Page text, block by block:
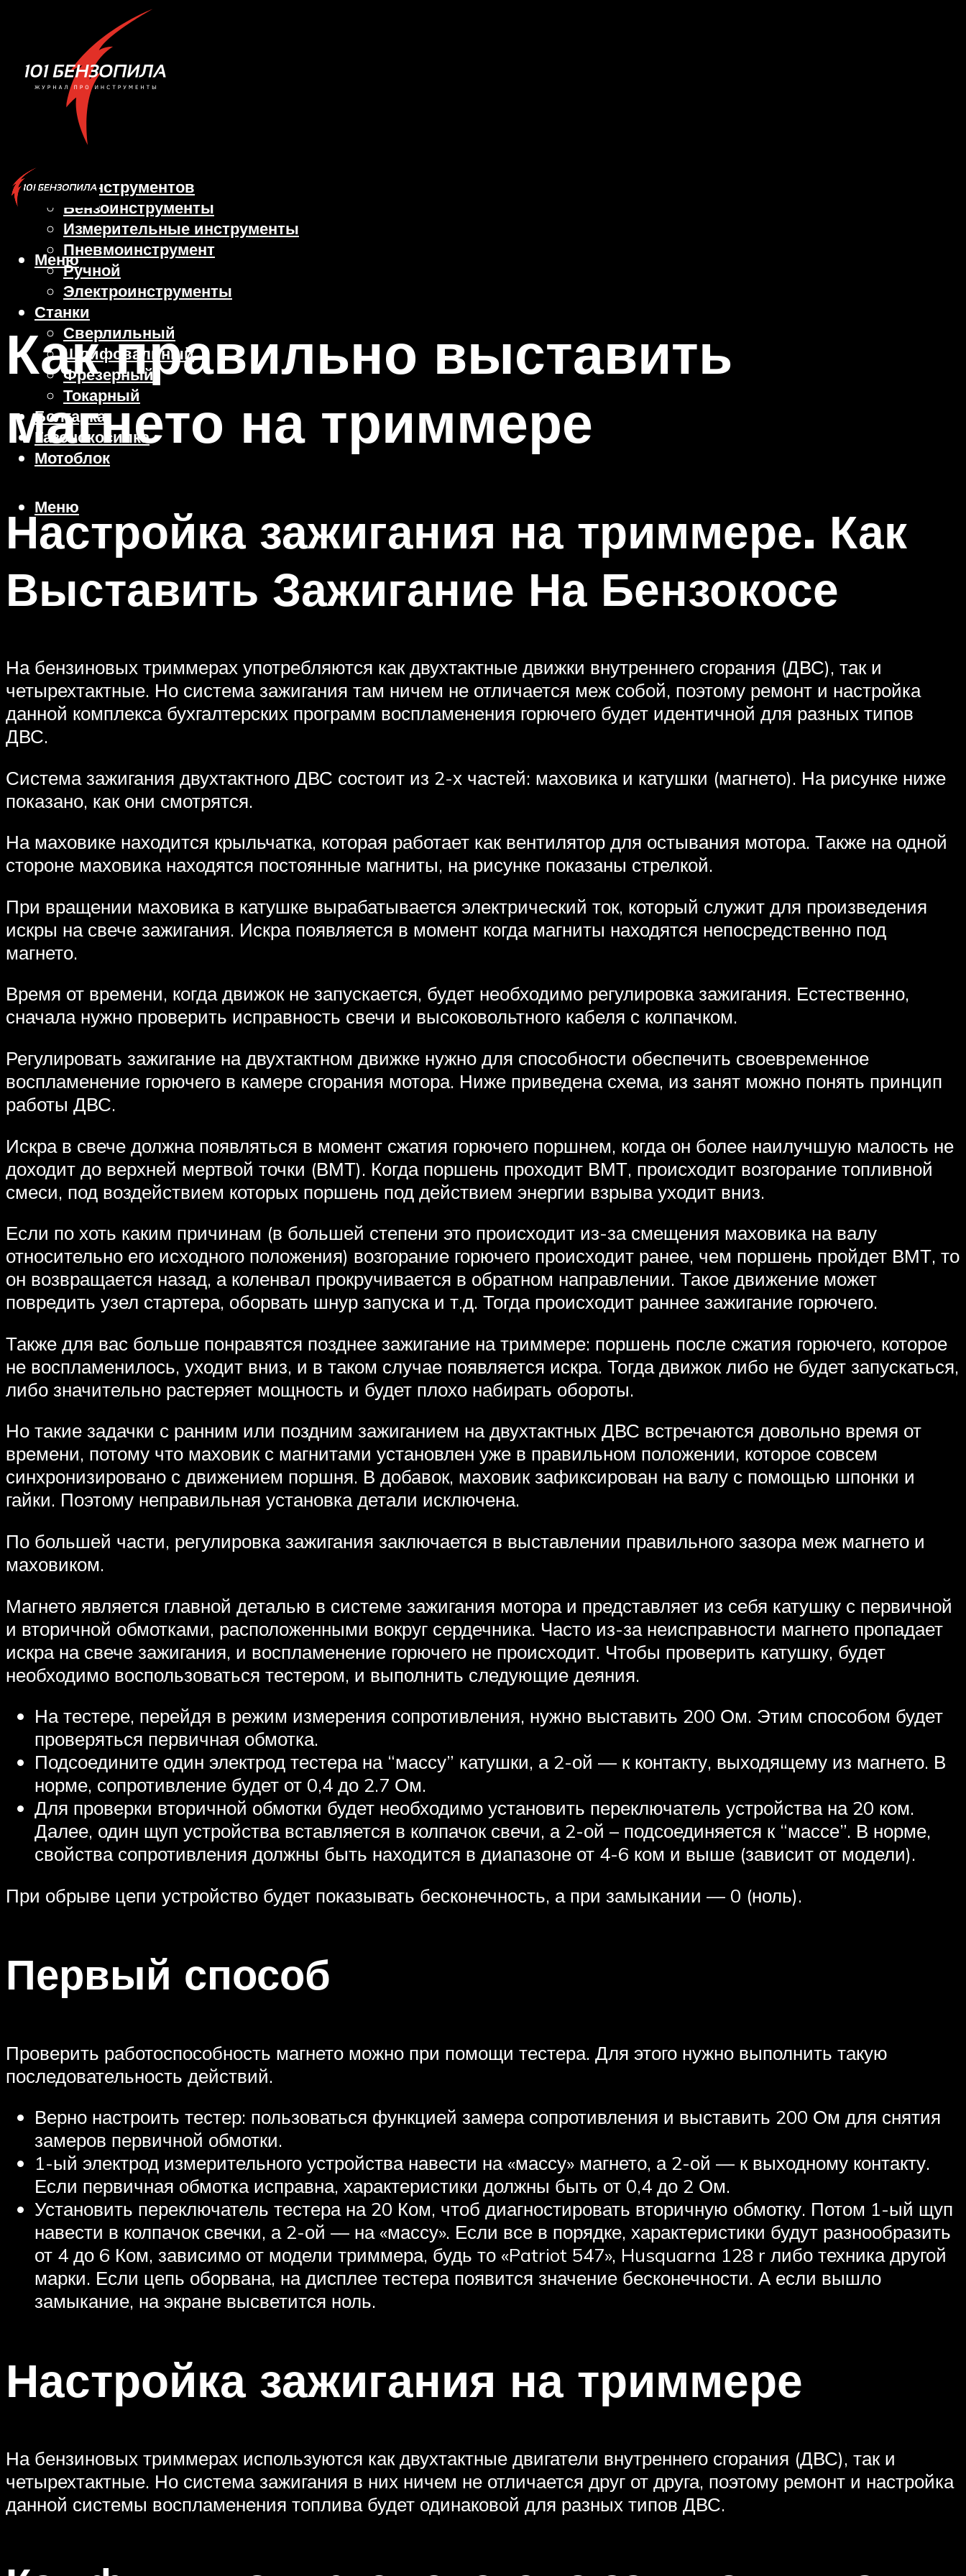
Виды инструментов
Бензоинструменты
Измерительные инструменты
Пневмоинструмент
Ручной
Электроинструменты
Станки
Сверлильный
Шлифовальный
Фрезерный
Токарный
Болгарка
Газонокосилка
Мотоблок
Меню
Меню
Как правильно выставить
магнето на триммере
Настройка зажигания на триммере. Как
Выставить Зажигание На Бензокосе
На бензиновых триммерах употребляются как двухтактные движки внутреннего сгорания (ДВС), так и
четырехтактные. Но система зажигания там ничем не отличается меж собой, поэтому ремонт и настройка
данной комплекса бухгалтерских программ воспламенения горючего будет идентичной для разных типов
ДВС.
Система зажигания двухтактного ДВС состоит из 2-х частей: маховика и катушки (магнето). На рисунке ниже
показано, как они смотрятся.
На маховике находится крыльчатка, которая работает как вентилятор для остывания мотора. Также на одной
стороне маховика находятся постоянные магниты, на рисунке показаны стрелкой.
При вращении маховика в катушке вырабатывается электрический ток, который служит для произведения
искры на свече зажигания. Искра появляется в момент когда магниты находятся непосредственно под
магнето.
Время от времени, когда движок не запускается, будет необходимо регулировка зажигания. Естественно,
сначала нужно проверить исправность свечи и высоковольтного кабеля с колпачком.
Регулировать зажигание на двухтактном движке нужно для способности обеспечить своевременное
воспламенение горючего в камере сгорания мотора. Ниже приведена схема, из занят можно понять принцип
работы ДВС.
Искра в свече должна появляться в момент сжатия горючего поршнем, когда он более наилучшую малость не
доходит до верхней мертвой точки (ВМТ). Когда поршень проходит ВМТ, происходит возгорание топливной
смеси, под воздействием которых поршень под действием энергии взрыва уходит вниз.
Если по хоть каким причинам (в большей степени это происходит из-за смещения маховика на валу
относительно его исходного положения) возгорание горючего происходит ранее, чем поршень пройдет ВМТ, то
он возвращается назад, а коленвал прокручивается в обратном направлении. Такое движение может
повредить узел стартера, оборвать шнур запуска и т.д. Тогда происходит раннее зажигание горючего.
Также для вас больше понравятся позднее зажигание на триммере: поршень после сжатия горючего, которое
не воспламенилось, уходит вниз, и в таком случае появляется искра. Тогда движок либо не будет запускаться,
либо значительно растеряет мощность и будет плохо набирать обороты.
Но такие задачки с ранним или поздним зажиганием на двухтактных ДВС встречаются довольно время от
времени, потому что маховик с магнитами установлен уже в правильном положении, которое совсем
синхронизировано с движением поршня. В добавок, маховик зафиксирован на валу с помощью шпонки и
гайки. Поэтому неправильная установка детали исключена.
По большей части, регулировка зажигания заключается в выставлении правильного зазора меж магнето и
маховиком.
Магнето является главной деталью в системе зажигания мотора и представляет из себя катушку с первичной
и вторичной обмотками, расположенными вокруг сердечника. Часто из-за неисправности магнето пропадает
искра на свече зажигания, и воспламенение горючего не происходит. Чтобы проверить катушку, будет
необходимо воспользоваться тестером, и выполнить следующие деяния.
На тестере, перейдя в режим измерения сопротивления, нужно выставить 200 Ом. Этим способом будет
проверяться первичная обмотка.
Подсоедините один электрод тестера на “массу” катушки, а 2-ой — к контакту, выходящему из магнето. В
норме, сопротивление будет от 0,4 до 2.7 Ом.
Для проверки вторичной обмотки будет необходимо установить переключатель устройства на 20 ком.
Далее, один щуп устройства вставляется в колпачок свечи, а 2-ой – подсоединяется к “массе”. В норме,
свойства сопротивления должны быть находится в диапазоне от 4-6 ком и выше (зависит от модели).
При обрыве цепи устройство будет показывать бесконечность, а при замыкании — 0 (ноль).
Первый способ
Проверить работоспособность магнето можно при помощи тестера. Для этого нужно выполнить такую
последовательность действий.
Верно настроить тестер: пользоваться функцией замера сопротивления и выставить 200 Ом для снятия
замеров первичной обмотки.
1-ый электрод измерительного устройства навести на «массу» магнето, а 2-ой — к выходному контакту.
Если первичная обмотка исправна, характеристики должны быть от 0,4 до 2 Ом.
Установить переключатель тестера на 20 Ком, чтоб диагностировать вторичную обмотку. Потом 1-ый щуп
навести в колпачок свечки, а 2-ой — на «массу». Если все в порядке, характеристики будут разнообразить
от 4 до 6 Ком, зависимо от модели триммера, будь то «Patriot 547», Husquarna 128 r либо техника другой
марки. Если цепь оборвана, на дисплее тестера появится значение бесконечности. А если вышло
замыкание, на экране высветится ноль.
Настройка зажигания на триммере
На бензиновых триммерах используются как двухтактные двигатели внутреннего сгорания (ДВС), так и
четырехтактные. Но система зажигания в них ничем не отличается друг от друга, поэтому ремонт и настройка
данной системы воспламенения топлива будет одинаковой для разных типов ДВС.